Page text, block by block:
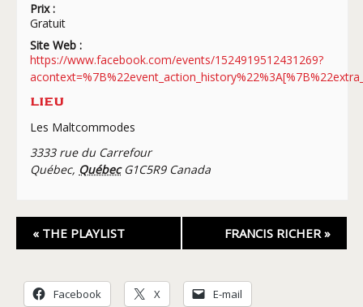
Prix :
Gratuit
Site Web :
https://www.facebook.com/events/1524919512431269?
LIEU
Les Maltcommodes
3333 rue du Carrefour
Québec, Québec G1C5R9 Canada
Navigation
Évènement
« THE PLAYLIST FRANCIS RICHER »
Facebook X E-mail